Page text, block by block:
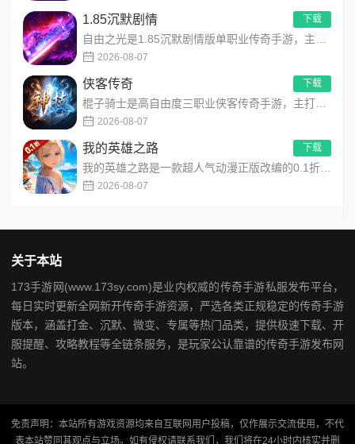
1.85沉默剧情
2026-08-07
下载
侠客传奇
2026-08-07
下载
我的英雄之路
2026-08-07
下载
关于本站
173手游网(www.173sy.com)是业内权威的传奇手游私服发布平台，
每日实时更新全网新开传奇手游资源，严选各类正规稳定的传奇手游
版本，涵盖打金、沉默、微变、专属等热门品类，提供极速下载、开
服提醒、攻略教程等全链条服务，是玩家公认靠谱的传奇手游发布网
站。
免责声明：本站所有游戏资源均来自互联网用户投稿，仅作展示交流使用，不代
表本站赞同其观点与立场。如有侵权请联系我们，我们将在24小时内核实并删